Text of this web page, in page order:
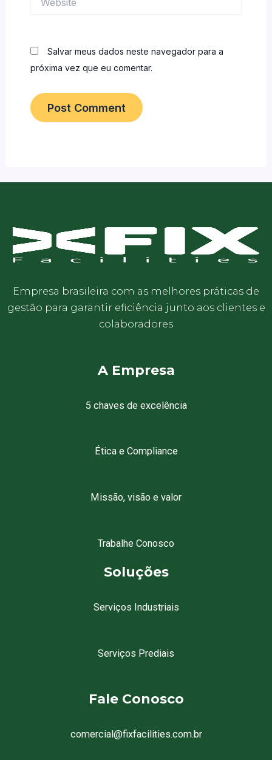
Salvar meus dados neste navegador para a
próxima vez que eu comentar.
Empresa brasileira com as melhores práticas de
gestão para garantir eficiência junto aos clientes e
colaboradores
A Empresa
5 chaves de excelência
Ética e Compliance
Missão, visão e valor
Trabalhe Conosco
Soluções
Serviços Industriais
Serviços Prediais
Fale Conosco
comercial@fixfacilities.com.br